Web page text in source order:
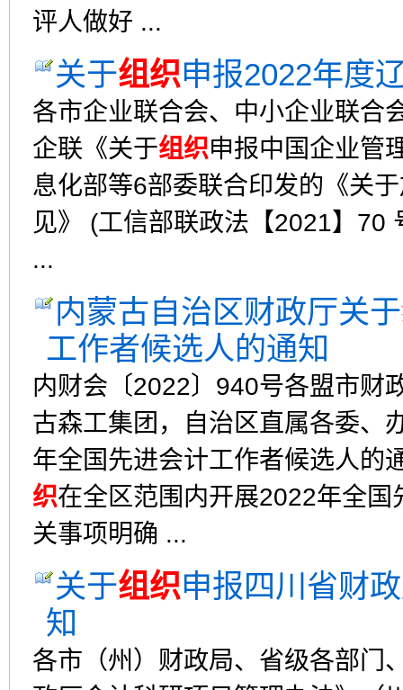
评人做好 ...
关于组织申报2022年度
各市企业联合会、中小企业联合
企联《关于组织申报中国企业管
息化部等6部委联合印发的《关
见》 (工信部联政法【2021】70
...
内蒙古自治区财政厅关于
工作者候选人的通知
内财会〔2022〕940号各盟市财
古森工集团，自治区直属各委、
年全国先进会计工作者候选人的
织在全区范围内开展2022年全
关事项明确 ...
关于组织申报四川省财
知
各市（州）财政局、省级各部